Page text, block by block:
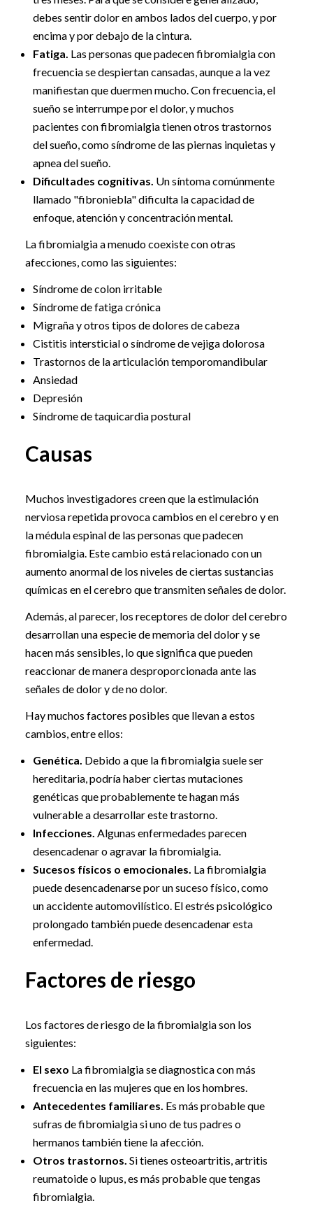
debes sentir dolor en ambos lados del cuerpo, y por
encima y por debajo de la cintura.
Fatiga. Las personas que padecen fibromialgia con
frecuencia se despiertan cansadas, aunque a la vez
manifiestan que duermen mucho. Con frecuencia, el
sueño se interrumpe por el dolor, y muchos
pacientes con fibromialgia tienen otros trastornos
del sueño, como síndrome de las piernas inquietas y
apnea del sueño.
Dificultades cognitivas. Un síntoma comúnmente
llamado "fibroniebla" dificulta la capacidad de
enfoque, atención y concentración mental.
La fibromialgia a menudo coexiste con otras
afecciones, como las siguientes:
Síndrome de colon irritable
Síndrome de fatiga crónica
Migraña y otros tipos de dolores de cabeza
Cistitis intersticial o síndrome de vejiga dolorosa
Trastornos de la articulación temporomandibular
Ansiedad
Depresión
Síndrome de taquicardia postural
Causas
Muchos investigadores creen que la estimulación
nerviosa repetida provoca cambios en el cerebro y en
la médula espinal de las personas que padecen
fibromialgia. Este cambio está relacionado con un
aumento anormal de los niveles de ciertas sustancias
químicas en el cerebro que transmiten señales de dolor.
Además, al parecer, los receptores de dolor del cerebro
desarrollan una especie de memoria del dolor y se
hacen más sensibles, lo que significa que pueden
reaccionar de manera desproporcionada ante las
señales de dolor y de no dolor.
Hay muchos factores posibles que llevan a estos
cambios, entre ellos:
Genética. Debido a que la fibromialgia suele ser
hereditaria, podría haber ciertas mutaciones
genéticas que probablemente te hagan más
vulnerable a desarrollar este trastorno.
Infecciones. Algunas enfermedades parecen
desencadenar o agravar la fibromialgia.
Sucesos físicos o emocionales. La fibromialgia
puede desencadenarse por un suceso físico, como
un accidente automovilístico. El estrés psicológico
prolongado también puede desencadenar esta
enfermedad.
Factores de riesgo
Los factores de riesgo de la fibromialgia son los
siguientes:
El sexo La fibromialgia se diagnostica con más
frecuencia en las mujeres que en los hombres.
Antecedentes familiares. Es más probable que
sufras de fibromialgia si uno de tus padres o
hermanos también tiene la afección.
Otros trastornos. Si tienes osteoartritis, artritis
reumatoide o lupus, es más probable que tengas
fibromialgia.